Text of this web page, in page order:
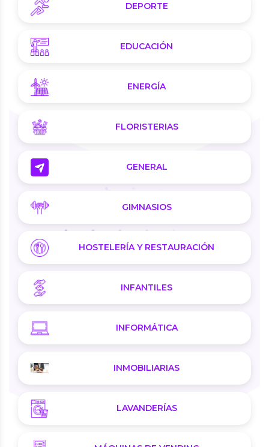
DEPORTE
EDUCACIÓN
ENERGÍA
FLORISTERIAS
GENERAL
GIMNASIOS
HOSTELERÍA Y RESTAURACIÓN
INFANTILES
INFORMÁTICA
INMOBILIARIAS
LAVANDERÍAS